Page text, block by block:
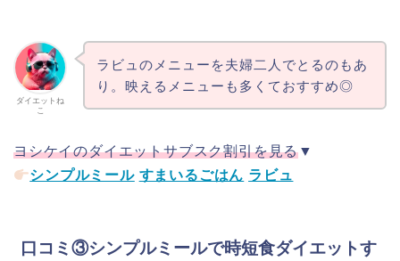
ダイエットね
こ
ラビュのメニューを夫婦二人でとるのもあ
り。映えるメニューも多くておすすめ◎
ヨシケイのダイエットサブスク割引を見る▼
シンプルミール すまいるごはん ラビュ
口コミ③シンプルミールで時短食ダイエットす